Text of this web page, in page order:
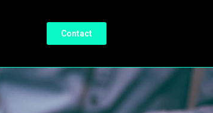
Contact